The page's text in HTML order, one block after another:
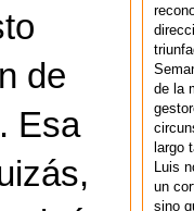
de
Esa
de la
largo
Luis
un
sino